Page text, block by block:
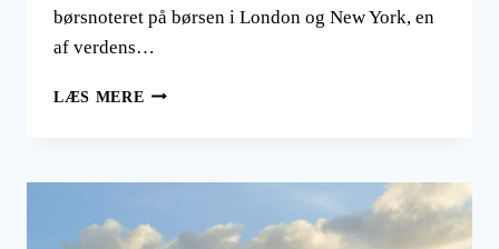
børsnoteret på børsen i London og New York, en
af verdens…
LÆS MERE COSTA